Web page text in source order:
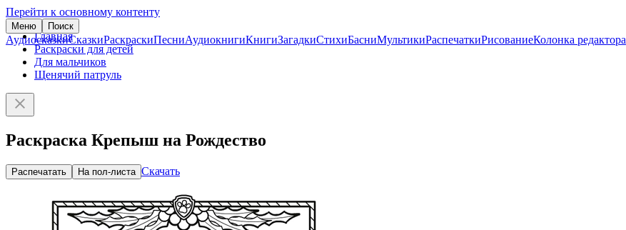
Перейти к основному контенту
Меню Поиск
АудиосказкиСказкиРаскраскиПесниАудиокнигиКнигиЗагадкиСтихиБасниМультикиРаспечаткиРисованиеКолонка редактора
Главная
Раскраски для детей
Для мальчиков
Щенячий патруль
Раскраска Крепыш на Рождество
Распечатать На пол-листа Скачать